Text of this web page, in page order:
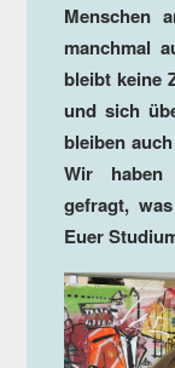
Menschen
manchmal
bleibt keine
und sich
bleiben
Wirhaben
gefragt,was
Euer